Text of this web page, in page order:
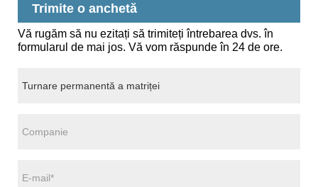
Trimite o anchetă
Vă rugăm să nu ezitați să trimiteți întrebarea dvs. în
formularul de mai jos. Vă vom răspunde în 24 de ore.